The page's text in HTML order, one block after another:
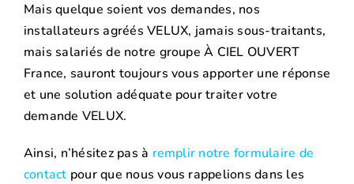
Mais quelque soient vos demandes, nos
installateurs agréés VELUX, jamais sous-traitants,
mais salariés de notre groupe À CIEL OUVERT
France, sauront toujours vous apporter une réponse
et une solution adéquate pour traiter votre
demande VELUX.
Ainsi, n’hésitez pas à remplir notre formulaire de
contact pour que nous vous rappelions dans les